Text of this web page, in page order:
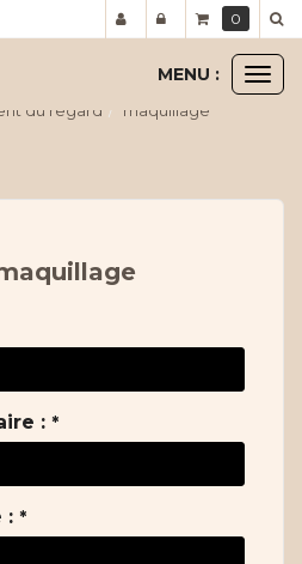
MENU :
du regard
maquillage
: *
: *
0